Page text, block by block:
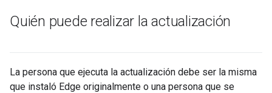
Quién puede realizar la actualización
La persona que ejecuta la actualización debe ser la misma
que instaló Edge originalmente o una persona que se